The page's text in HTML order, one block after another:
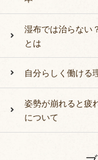
湿布では治らない
とは
自分らしく働ける
姿勢が崩れると疲
について